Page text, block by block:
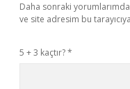
Daha sonraki
ve site adresim bu
5 + 3 kaçtır?*